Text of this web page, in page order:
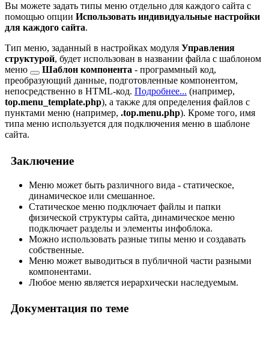
Вы можете задать типы меню отдельно для каждого сайта с
помощью опции Использовать индивидуальные настройки
для каждого сайта.
Тип меню, заданный в настройках модуля Управления
структурой, будет использован в названии файла с шаблоном
меню
Шаблон компонента - программный код,
преобразующий данные, подготовленные компонентом,
непосредственно в HTML-код. Подробнее... (например,
top.menu_template.php), а также для определения файлов с
пунктами меню (например, .top.menu.php). Кроме того, имя
типа меню используется для подключения меню в шаблоне
сайта.
Заключение
Меню может быть различного вида - статическое,
динамическое или смешанное.
Статическое меню подключает файлы и папки
физической структуры сайта, динамическое меню
подключает разделы и элементы инфоблока.
Можно использовать разные типы меню и создавать
собственные.
Меню может выводиться в публичной части разными
компонентами.
Любое меню является иерархически наследуемым.
Документация по теме